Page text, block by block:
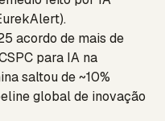
acordo de mais de
para IA na
saltou de ~10%
global de inovação